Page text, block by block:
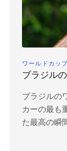
ワールドカッ
ブラジル
ブラジルの
カーの最も
た最高の瞬